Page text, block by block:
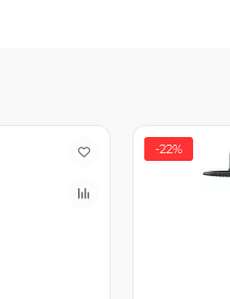
-22%